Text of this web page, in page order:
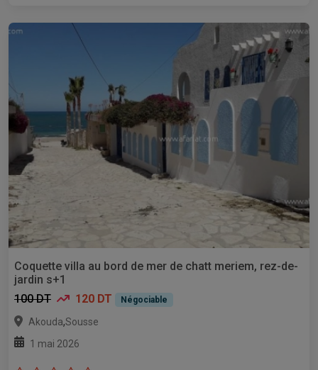
Coquette villa au bord de mer de chatt meriem, rez-de-
jardin s+1
100 DT
120 DT Négociable
Akouda,Sousse
1 mai 2026